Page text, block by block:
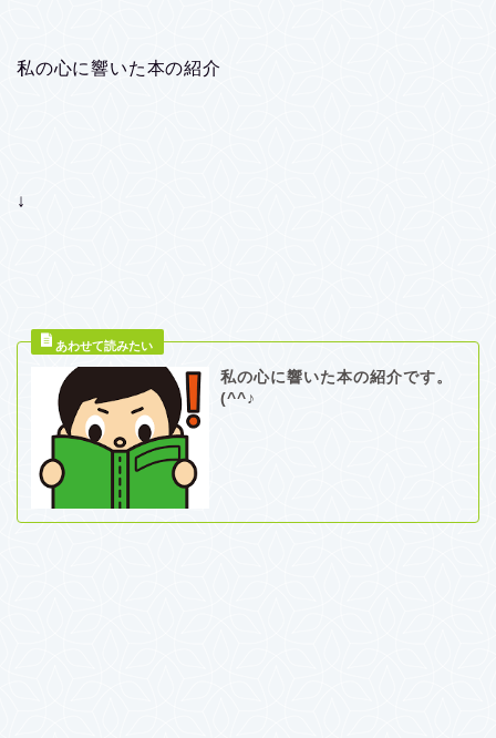
私の心に響いた本の紹介
↓
私の心に響いた本の紹介です。
(^^♪